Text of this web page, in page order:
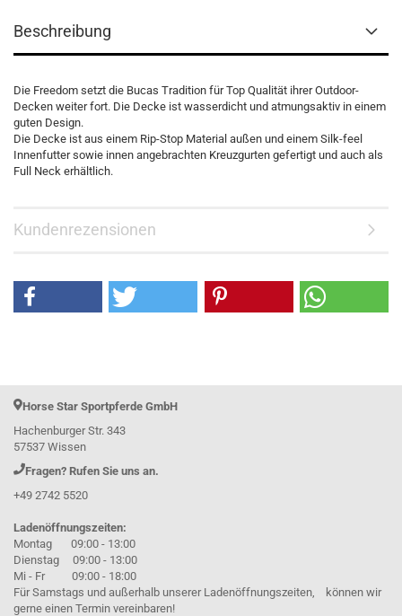
Beschreibung
Die Freedom setzt die Bucas Tradition für Top Qualität ihrer Outdoor-
Decken weiter fort. Die Decke ist wasserdicht und atmungsaktiv in einem
guten Design.
Die Decke ist aus einem Rip-Stop Material außen und einem Silk-feel
Innenfutter sowie innen angebrachten Kreuzgurten gefertigt und auch als
Full Neck erhältlich.
Kundenrezensionen
Horse Star Sportpferde GmbH
Hachenburger Str. 343
57537 Wissen
Fragen? Rufen Sie uns an.
+49 2742 5520
Ladenöffnungszeiten:
Montag 09:00 - 13:00
Dienstag 09:00 - 13:00
Mi - Fr 09:00 - 18:00
Für Samstags und außerhalb unserer Ladenöffnungszeiten, können wir
gerne einen Termin vereinbaren!